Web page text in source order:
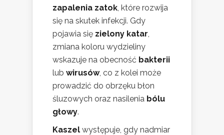
zapalenia zatok , które rozwija
się na skutek infekcji. Gdy
pojawia się zielony katar
zmiana koloru wydzieliny
wskazuje na obecność bakterii
lub wirusów, co z kolei może
prowadzić do obrzęku błon
śluzowych oraz nasilenia bólu
głowy.
Kaszel występuje, gdy nadmiar